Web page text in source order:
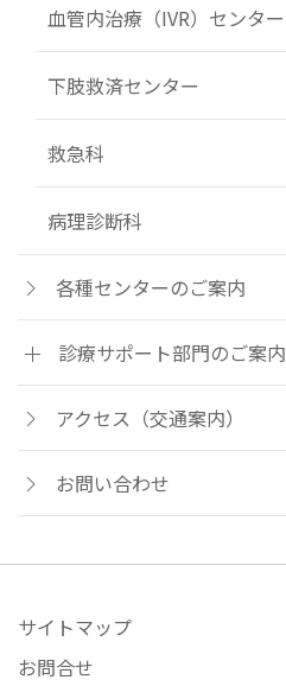
血管内治療（IVR）センター
下肢救済センター
救急科
病理診断科
各種センターのご案内
診療サポート部門のご案内
アクセス（交通案内）
お問い合わせ
サイトマップ
お問合せ